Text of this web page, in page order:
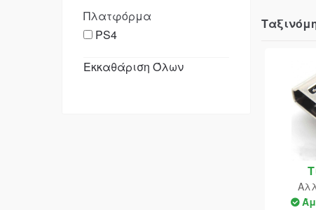
Πλατφόρμα
PS4
Εκκαθάριση Όλων